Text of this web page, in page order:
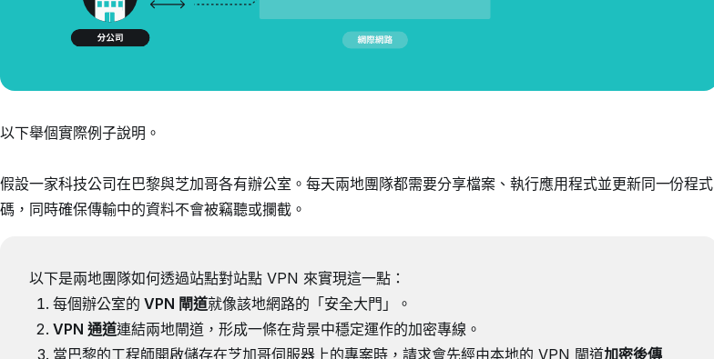
以下舉個實際例子說明。
假設一家科技公司在巴黎與芝加哥各有辦公室。每天兩地團隊都需要分享檔案、執行應用程式並更新同一份程式
碼，同時確保傳輸中的資料不會被竊聽或攔截。
以下是兩地團隊如何透過站點對站點 VPN 來實現這一點：
每個辦公室的 VPN 閘道就像該地網路的「安全大門」。
VPN 通道連結兩地閘道，形成一條在背景中穩定運作的加密專線。
當巴黎的工程師開啟儲存在芝加哥伺服器上的專案時，請求會先經由本地的 VPN 閘道加密後傳